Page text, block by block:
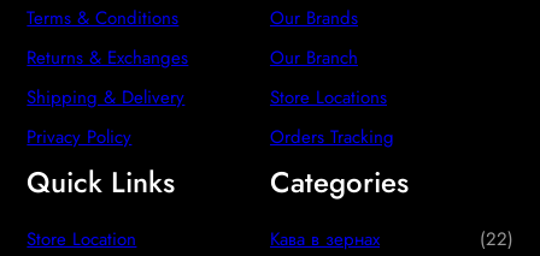
Terms & Conditions
Returns & Exchanges
Shipping & Delivery
Privacy Policy
Our Brands
Our Branch
Store Locations
Orders Tracking
Quick Links
Store Location
Categories
Кава в зернах 222